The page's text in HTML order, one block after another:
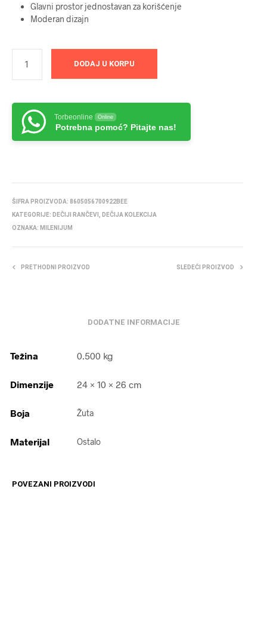
Glavni prostor jednostavan za korišćenje
Moderan dizajn
DODAJ U KORPU
Torbeonline Online
Potrebna pomoć? Pitajte nas!
ŠIFRA PROIZVODA: 8605056700922BEE
KATEGORIJE: DEČIJI RANČEVI
DEČIJA KOLEKCIJA
OZNAKA: MILENIJUM
PRETHODNI PROIZVOD SLEDEĆI PROIZVOD
DODATNE INFORMACIJE
Težina 0.500 kg
Dimenzije 24 × 10 × 26 cm
Boja Žuta
Materijal Ostalo
POVEZANI PROIZVODI